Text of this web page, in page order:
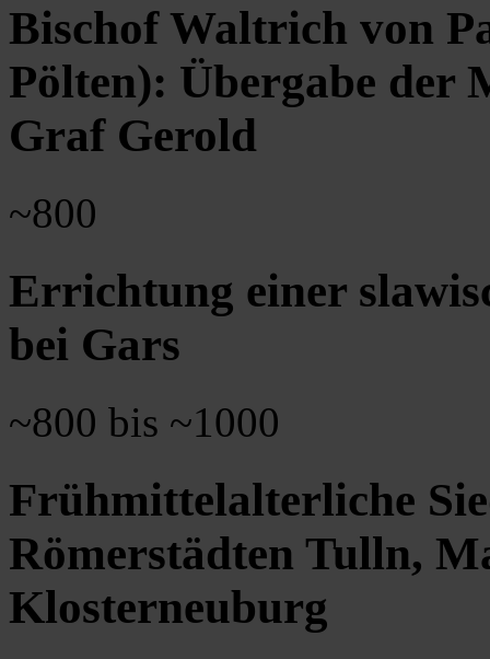
Bischof Waltrich von
Pölten): Übergabe
Graf Gerold
~800
Errichtung einer
bei Gars
~800 bis ~1000
Frühmittelalterliche
Römerstädten Tulln,
Klosterneuburg